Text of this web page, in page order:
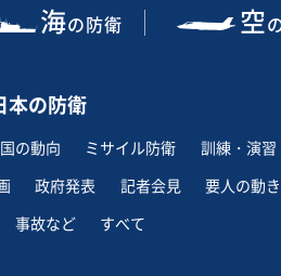
海の防衛 空
本の防衛
の動向 ミサイル防衛
訓練・演習
政府発表 記者会見
要人の動き
事故など すべて